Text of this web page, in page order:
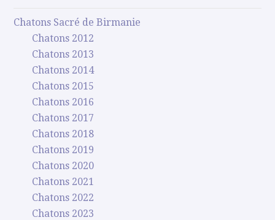
Chatons Sacré de Birmanie
Chatons 2012
Chatons 2013
Chatons 2014
Chatons 2015
Chatons 2016
Chatons 2017
Chatons 2018
Chatons 2019
Chatons 2020
Chatons 2021
Chatons 2022
Chatons 2023